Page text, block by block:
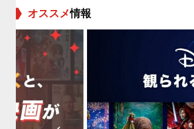
オススメ情報